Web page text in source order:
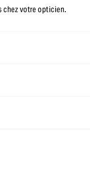
chez votre opticien.